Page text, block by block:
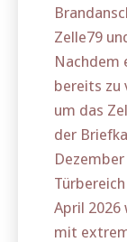
Zelle79
Nachdem
bereits zu
um das
der
April 2026
mit